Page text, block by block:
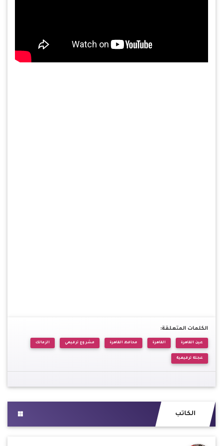
الكلمات المتعلقة:
عين القاهرة القاهرة محافظ القاهرة مشروع ترفيهي الزمالك
عجلة ترفيهية
الكاتب